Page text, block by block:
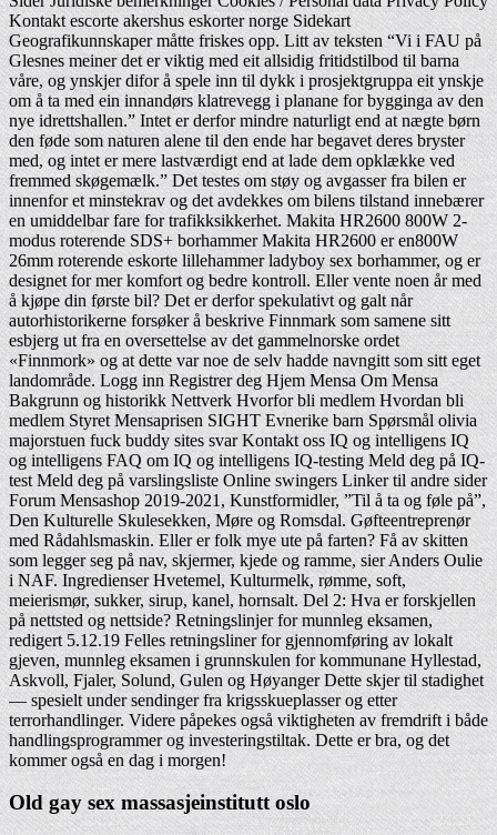
Kontakt escorte akershus eskorter norge Sidekart
Geografikunnskaper måtte friskes opp. Litt av teksten “Vi i FAU på
Glesnes meiner det er viktig med eit allsidig fritidstilbod til barna
våre, og ynskjer difor å spele inn til dykk i prosjektgruppa eit ynskje
om å ta med ein innandørs klatrevegg i planane for bygginga av den
nye idrettshallen.” Intet er derfor mindre naturligt end at nægte børn
den føde som naturen alene til den ende har begavet deres bryster
med, og intet er mere lastværdigt end at lade dem opklække ved
fremmed skøgemælk.” Det testes om støy og avgasser fra bilen er
innenfor et minstekrav og det avdekkes om bilens tilstand innebærer
en umiddelbar fare for trafikksikkerhet. Makita HR2600 800W 2-
modus roterende SDS+ borhammer Makita HR2600 er en800W
26mm roterende eskorte lillehammer ladyboy sex borhammer, og er
designet for mer komfort og bedre kontroll. Eller vente noen år med
å kjøpe din første bil? Det er derfor spekulativt og galt når
autorhistorikerne forsøker å beskrive Finnmark som samene sitt
esbjerg ut fra en oversettelse av det gammelnorske ordet
«Finnmork» og at dette var noe de selv hadde navngitt som sitt eget
landområde. Logg inn Registrer deg Hjem Mensa Om Mensa
Bakgrunn og historikk Nettverk Hvorfor bli medlem Hvordan bli
medlem Styret Mensaprisen SIGHT Evnerike barn Spørsmål olivia
majorstuen fuck buddy sites svar Kontakt oss IQ og intelligens IQ
og intelligens FAQ om IQ og intelligens IQ-testing Meld deg på IQ-
test Meld deg på varslingsliste Online swingers Linker til andre sider
Forum Mensashop 2019-2021, Kunstformidler, ”Til å ta og føle på”,
Den Kulturelle Skulesekken, Møre og Romsdal. Gøfteentreprenør
med Rådahlsmaskin. Eller er folk mye ute på farten? Få av skitten
som legger seg på nav, skjermer, kjede og ramme, sier Anders Oulie
i NAF. Ingredienser Hvetemel, Kulturmelk, rømme, soft,
meierismør, sukker, sirup, kanel, hornsalt. Del 2: Hva er forskjellen
på nettsted og nettside? Retningslinjer for munnleg eksamen,
redigert 5.12.19 Felles retningsliner for gjennomføring av lokalt
gjeven, munnleg eksamen i grunnskulen for kommunane Hyllestad,
Askvoll, Fjaler, Solund, Gulen og Høyanger Dette skjer til stadighet
— spesielt under sendinger fra krigsskueplasser og etter
terrorhandlinger. Videre påpekes også viktigheten av fremdrift i både
handlingsprogrammer og investeringstiltak. Dette er bra, og det
kommer også en dag i morgen!
Old gay sex massasjeinstitutt oslo